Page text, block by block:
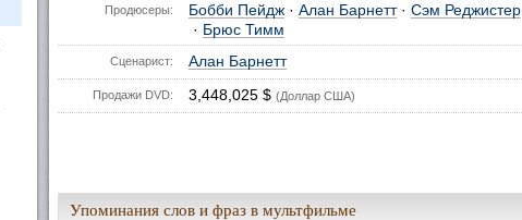
Продюсеры: Бобби Пейдж · Алан Барнетт· Сэм Реджистер
· Брюс Тимм
Сценарист: Алан Барнетт
Продажи DVD: 3,448,025 $ (Доллар США)
Упоминания слов и фраз в мультфильме